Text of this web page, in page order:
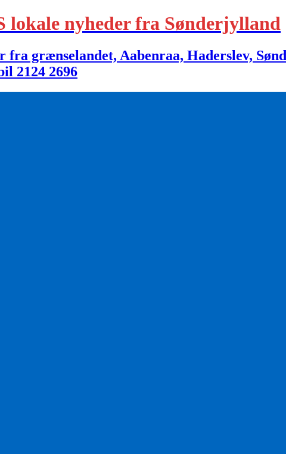
lokale nyheder fra Sønderjylland
grænselandet, Aabenraa, Haderslev,
2124 2696